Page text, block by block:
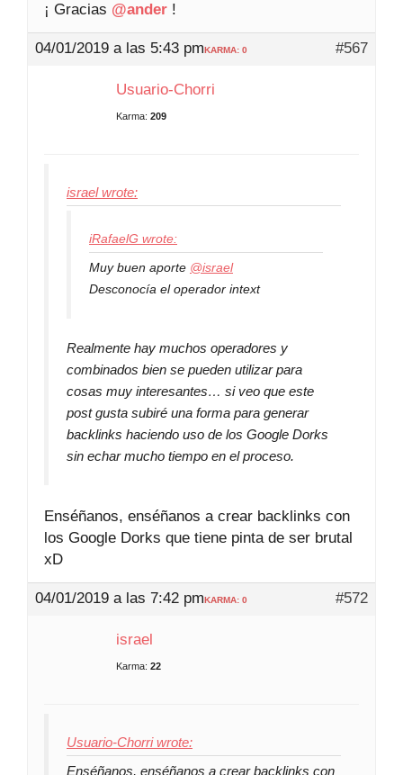
¡ Gracias @ander !
04/01/2019 a las 5:43 pm #567
KARMA: 0
Usuario-Chorri
Karma: 209
israel wrote:
iRafaelG wrote:
Muy buen aporte @israel
Desconocía el operador intext
Realmente hay muchos operadores y
combinados bien se pueden utilizar para
cosas muy interesantes… si veo que este
post gusta subiré una forma para generar
backlinks haciendo uso de los Google Dorks
sin echar mucho tiempo en el proceso.
Enséñanos, enséñanos a crear backlinks con
los Google Dorks que tiene pinta de ser brutal
xD
04/01/2019 a las 7:42 pm #572
KARMA: 0
israel
Karma: 22
Usuario-Chorri wrote:
Enséñanos, enséñanos a crear backlinks con